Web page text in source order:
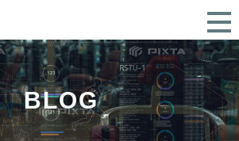
BLOG